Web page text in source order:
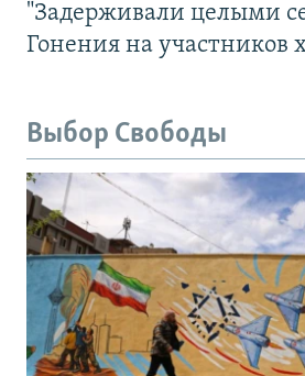
"Задерживали целыми
Гонения на участников
Выбор Свободы